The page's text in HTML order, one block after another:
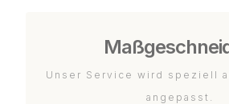
Unser Service wird speziell
angepasst.